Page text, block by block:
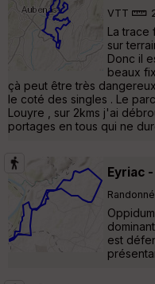
VTT
La trace
sur
Donc il
beaux
çà peut être très
le coté des singles . Le
Louyre , sur 2kms j'ai
portages en tous qui ne
Eyriac
est